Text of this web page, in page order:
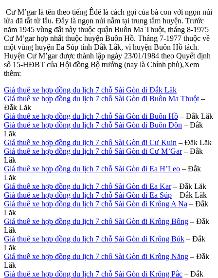
Cư M’gar là tên theo tiếng Êđê là cách gọi của bà con với ngọn núi
lửa đã tắt từ lâu. Đây là ngọn núi nằm tại trung tâm huyện. Trước
năm 1945 vùng đất này thuộc quận Buôn Ma Thuột, tháng 8-1975
Cư M’gar hợp nhất thuộc huyện Buôn Hồ. Tháng 7-1977 thuộc về
một vùng huyện Ea Súp tỉnh Đắk Lắk, vì huyện Buôn Hồ tách.
Huyện Cư M’gar được thành lập ngày 23/01/1984 theo Quyết định
số 15-HĐBT của Hội đồng Bộ trưởng (nay là Chính phủ),Xem
thêm:
Giá thuê xe hợp đồng du lịch 7 chỗ Sài Gòn đi Đắk Lăk
Giá thuê xe hợp đồng du lịch 7 chỗ Sài Gòn đi Buôn Ma Thuột –
Đắk Lăk
Giá thuê xe hợp đồng du lịch 7 chỗ Sài Gòn đi Buôn Hồ – Đắk Lăk
Giá thuê xe hợp đồng du lịch 7 chỗ Sài Gòn đi Buôn Đôn – Đắk
Lăk
Giá thuê xe hợp đồng du lịch 7 chỗ Sài Gòn đi Cư Kuin – Đắk Lăk
Giá thuê xe hợp đồng du lịch 7 chỗ Sài Gòn đi Cư M’Gar– Đắk
Lăk
Giá thuê xe hợp đồng du lịch 7 chỗ Sài Gòn đi Ea H’Leo – Đắk
Lăk
Giá thuê xe hợp đồng du lịch 7 chỗ Sài Gòn đi Ea Kar– Đắk Lăk
Giá thuê xe hợp đồng du lịch 7 chỗ Sài Gòn đi Ea Súp – Đắk Lăk
Giá thuê xe hợp đồng du lịch 7 chỗ Sài Gòn đi Krông A Na – Đắk
Lăk
Giá thuê xe hợp đồng du lịch 7 chỗ Sài Gòn đi Krông Bông – Đắk
Lăk
Giá thuê xe hợp đồng du lịch 7 chỗ Sài Gòn đi Krông Búk – Đắk
Lăk
Giá thuê xe hợp đồng du lịch 7 chỗ Sài Gòn đi Krông Năng – Đắk
Lăk
Giá thuê xe hợp đồng du lịch 7 chỗ Sài Gòn đi Krông Pắc – Đắk